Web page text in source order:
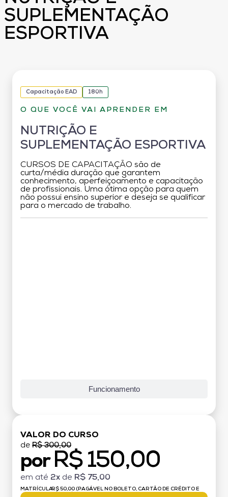
SUPLEMENTAÇÃO
ESPORTIVA
Capacitação EAD 180h
O QUE VOCÊ VAI APRENDER EM
NUTRIÇÃO E
SUPLEMENTAÇÃO ESPORTIVA
CURSOS DE CAPACITAÇÃO são de
curta/média duração que garantem
conhecimento, aperfeiçoamento e capacitação
de profissionais. Uma ótima opção para quem
não possui ensino superior e deseja se qualificar
para o mercado de trabalho.
Funcionamento
VALOR DO CURSO
de R$ 300,00
por R$ 150,00
em até 2x de R$ 75,00
MATRÍCULA:R$ 50,00 (PAGÁVEL NO BOLETO, CARTÃO DE CRÉDITO E